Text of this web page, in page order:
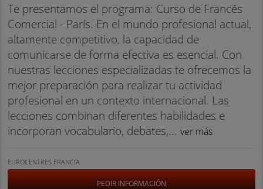
Te presentamos el programa: Curso de Francés
Comercial - París. En el mundo profesional actual,
altamente competitivo, la capacidad de
comunicarse de forma efectiva es esencial. Con
nuestras lecciones especializadas te ofrecemos la
mejor preparación para realizar tu actividad
profesional en un contexto internacional. Las
lecciones combinan diferentes habilidades e
incorporan vocabulario, debates,... ver más
EUROCENTRES FRANCIA
PEDIR INFORMACIÓN